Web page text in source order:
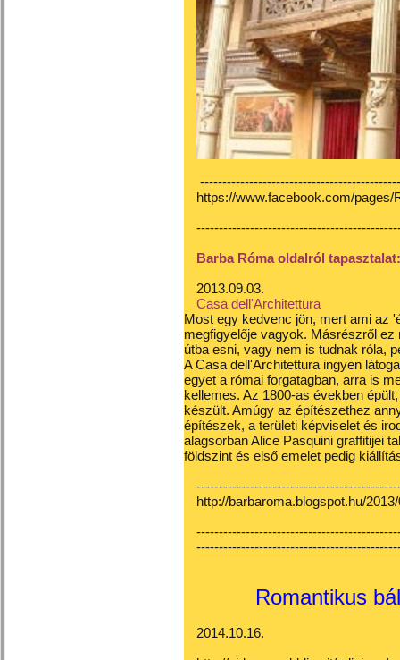
https://www.facebook.com/pages/
Barba Róma oldalról tapasztalat:
2013.09.03.
Casa dell'Architettura
Most egy kedvenc jön, mert ami az
megfigyelője vagyok. Másrészről
útba esni, vagy nem is tudnak róla,
ACasa dell'Architettura ingyen
egyet a római forgatagban, arra is
kellemes. Az 1800-as években
készült. Amúgy az építészethez
építészek, a területi képviselet és
alagsorbanAlice Pasquini graffitijei
földszint és első emelet pedig
http://barbaroma.blogspot.hu/
Romantikus
2014.10.16.